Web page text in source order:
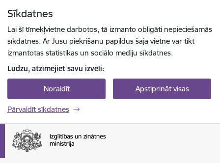
Sīkdatnes
Lai šī tīmekļvietne darbotos, tā izmanto obligāti nepieciešamās
sīkdatnes. Ar Jūsu piekrišanu papildus šajā vietnē var tikt
izmantotas statistikas un sociālo mediju sīkdatnes.
Lūdzu, atzīmējiet savu izvēli:
Noraidīt Apstiprināt visas
Pārvaldīt sīkdatnes